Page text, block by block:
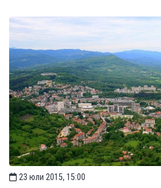
23 юли 2015, 15:00